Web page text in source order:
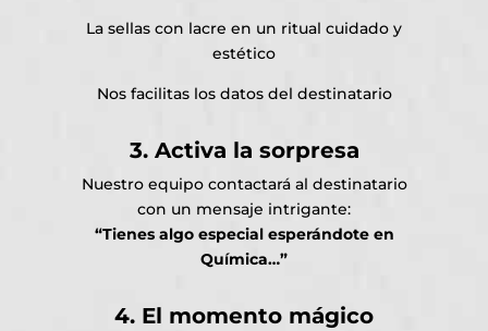
La sellas con lacre en un ritual cuidado y
estético
Nos facilitas los datos del destinatario
3. Activa la sorpresa
Nuestro equipo contactará al destinatario
con un mensaje intrigante:
“Tienes algo especial esperándote en
Química…”
4. El momento mágico